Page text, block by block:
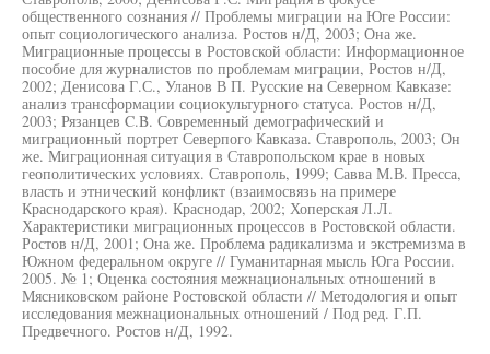
общественного сознания // Проблемы миграции на Юге России:
опыт социологического анализа. Ростов н/Д, 2003; Она же.
Миграционные процессы в Ростовской области: Информационное
пособие для журналистов по проблемам миграции, Ростов н/Д,
2002; Денисова Г.С., Уланов В П. Русские на Северном Кавказе:
анализ трансформации социокультурного статуса. Ростов н/Д,
2003; Рязанцев C.B. Современный демографический и
миграционный портрет Северпого Кавказа. Ставрополь, 2003; Он
же. Миграционная ситуация в Ставропольском крае в новых
геополитических условиях. Ставрополь, 1999; Савва М.В. Пресса,
власть и этнический конфликт (взаимосвязь на примере
Краснодарского края). Краснодар, 2002; Хоперская Л.Л.
Характеристики миграционных процессов в Ростовской области.
Ростов н/Д, 2001; Она же. Проблема радикализма и экстремизма в
Южном федеральном округе // Гуманитарная мысль Юга России.
2005. № 1; Оценка состояния межнациональных отношений в
Мясниковском районе Ростовской области // Методология и опыт
исследования межнациональных отношений / Под ред. Г.П.
Предвечного. Ростов н/Д, 1992.